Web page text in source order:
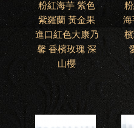
粉紅海芋 紫色
紫羅蘭 黃金果
進口紅色大康乃
馨 香檳玫瑰 深
山櫻
海